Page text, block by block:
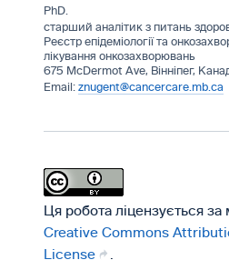
PhD.
старший аналітик з питань
Реєстр епідеміології та
лікування онкозахворювань
675 McDermot Ave, Вінніпег,
znugent@cancercare.mb.ca
Ця робота ліцензується
Creative Commons
License